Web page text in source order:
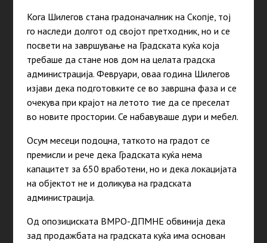
Кога Шилегов стана градоначалник на Скопје, тој
го наследи долгот од својот претходник, но и се
посвети на завршување на Градската куќа која
требаше да стане нов дом на целата градска
администрација. Февруари, оваа година Шилегов
изјави дека подготовките се во завршна фаза и се
очекува при крајот на летото тие да се преселат
во новите простории. Се набавуваше дури и мебел.
Осум месеци подоцна, таткото на градот се
премисли и рече дека Градската куќа нема
капацитет за 650 вработени, но и дека локацијата
на објектот не и доликува на градската
администрација.
Од опозициската ВМРО-ДПМНЕ обвинија дека
зад продажбата на градската куќа има основан